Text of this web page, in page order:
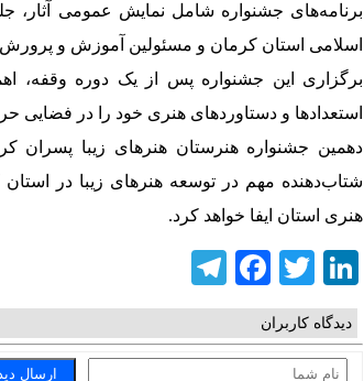
برنامه‌های جشنواره شامل نمایش عمومی آثار،
اسلامی استان کرمان و مسئولین آموزش و پرورش است که در عصر
برگزاری این جشنواره پس از یک دوره وقفه،
استعدادها و دستاوردهای هنری خود را در فضایی
دهمین جشنواره هنرستان هنرهای زیبا پسران
شتاب‌دهنده مهم در توسعه هنرهای زیبا در
هنری استان ایفا خواهد کرد.
LinkedIn
Twitter
Facebook
دیدگاه کاربران